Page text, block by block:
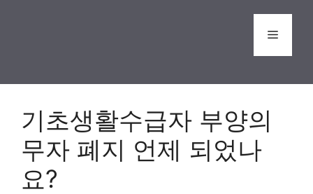
Menu
기초생활수급자 부양의
무자 폐지 언제 되었나
요?